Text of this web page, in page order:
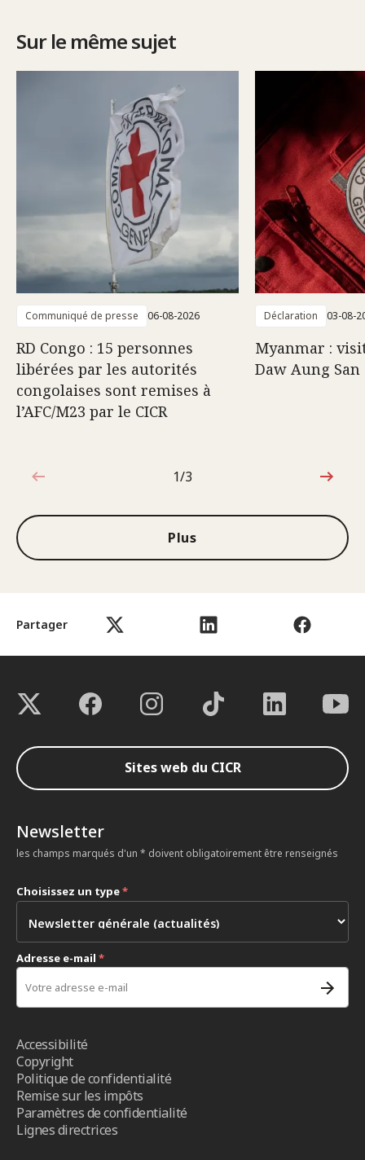
Partager
Sur le même sujet
Communiqué de presse 06-08-2026
RD Congo : 15 personnes
libérées par les autorités
congolaises sont remises à
l’AFC/M23 par le CICR
Déclaration 03-08-
Myanmar :
Daw Aung San
1sur3
1/3
Plus
Sites web du CICR
Newsletter
les champs marqués d'un * doivent obligatoirement être renseignés
Choisissez un type*
Adresse e-mail *
Accessibilité
Copyright
Politique de confidentialité
Remise sur les impôts
Paramètres de confidentialité
Lignes directrices